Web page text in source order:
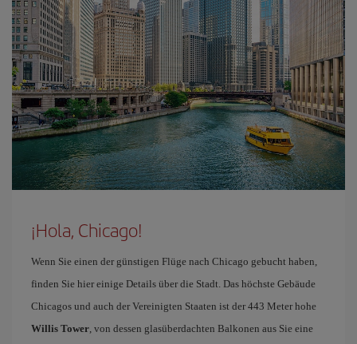
¡Hola, Chicago!
Wenn Sie einen der günstigen Flüge nach Chicago gebucht haben,
finden Sie hier einige Details über die Stadt. Das höchste Gebäude
Chicagos und auch der Vereinigten Staaten ist der 443 Meter hohe
Willis Tower, von dessen glasüberdachten Balkonen aus Sie eine